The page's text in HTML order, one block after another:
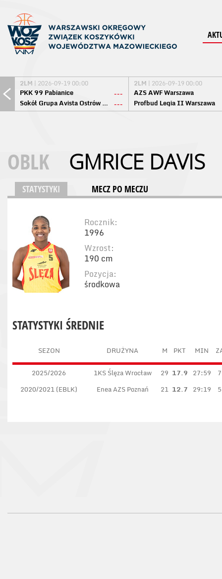
2LM | 2026-09-19 00:00
PKK 99 Pabianice
---
Sokół Grupa Avista Ostrów Maz. ---
2LM | 2026-09-19 00:00
AZS AWF Warszawa
Profbud Legia II Warszawa
OBLK GMRICE DAVIS
STATYSTYKI MECZ PO MECZU
Rocznik:
1996
Wzrost:
190 cm
Pozycja:
środkowa
STATYSTYKI ŚREDNIE
SEZON DRUŻYNA M PKT MIN
2025/2026 1KS Ślęza Wrocław 29 17.9 27:59
2020/2021 (EBLK)
Enea AZS Poznań 21 12.7 29:19